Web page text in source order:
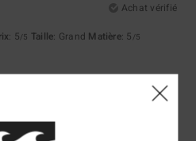
Achat vérifié
: 5/5 Taille: Grand Matière: 5 /5
/5